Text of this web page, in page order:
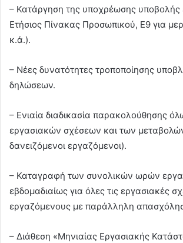
– Κατάργηση της υποχρέωσης
Ετήσιος Πίνακας Προσωπικού, Ε9 για
κ.ά.).
– Νέες δυνατότητες τροποποίησης
δηλώσεων.
– Ενιαία διαδικασία παρακολούθησης
εργασιακών σχέσεων και των
δανειζόμενοι εργαζόμενοι).
– Καταγραφή των συνολικών ωρών
εβδομαδιαίως για όλες τις εργασιακές
εργαζόμενους με παράλληλη
– Διάθεση «Μηνιαίας Εργασιακής